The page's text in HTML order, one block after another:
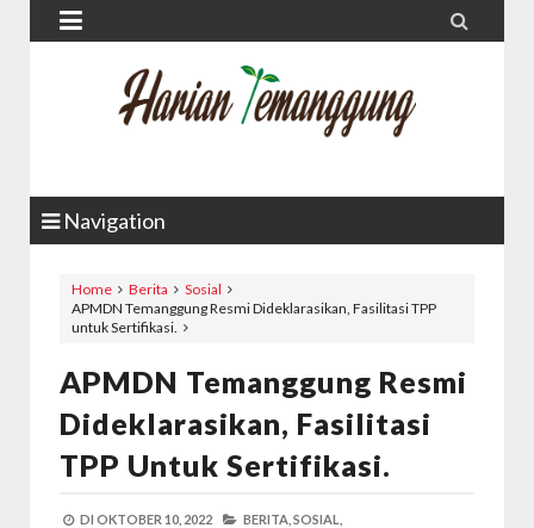
 
Navigation
Home Berita
Sosial
APMDN Temanggung Resmi Dideklarasikan, Fasilitasi TPP
untuk Sertifikasi.
APMDN Temanggung Resmi
Dideklarasikan, Fasilitasi
TPP Untuk Sertifikasi.
DI OKTOBER 10, 2022 BERITA, SOSIAL,